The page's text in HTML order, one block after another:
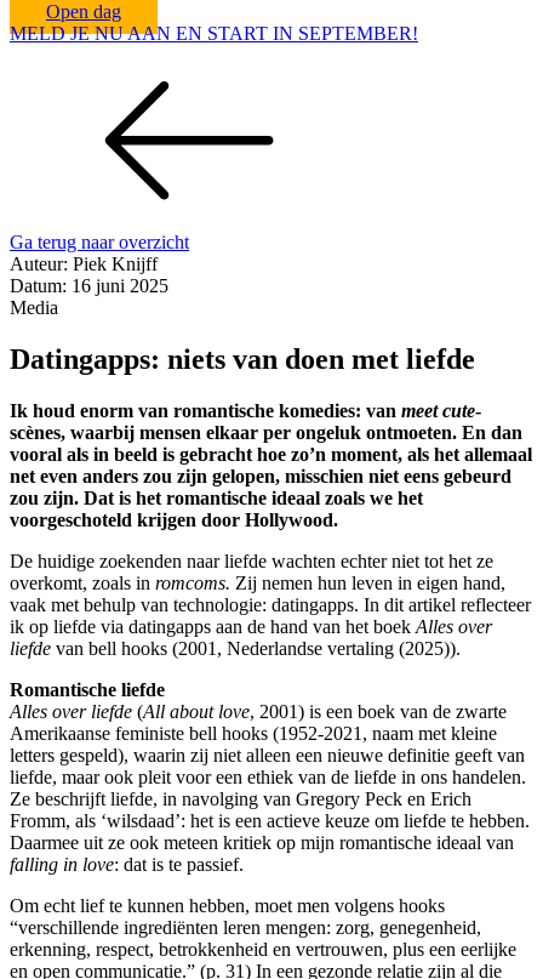
Open dag
MELD JE NU AAN EN START IN SEPTEMBER!
Ga terug naar overzicht
Auteur: Piek Knijff
Datum: 16 juni 2025
Media
Datingapps: niets van doen met liefde
Ik houd enorm van romantische komedies: van meet cute-
scènes, waarbij mensen elkaar per ongeluk ontmoeten. En dan
vooral als in beeld is gebracht hoe zo’n moment, als het allemaal
net even anders zou zijn gelopen, misschien niet eens gebeurd
zou zijn. Dat is het romantische ideaal zoals we het
voorgeschoteld krijgen door Hollywood.
De huidige zoekenden naar liefde wachten echter niet tot het ze
overkomt, zoals in romcoms. Zij nemen hun leven in eigen hand,
vaak met behulp van technologie: datingapps. In dit artikel reflecteer
ik op liefde via datingapps aan de hand van het boek Alles over
liefde van bell hooks (2001, Nederlandse vertaling (2025)).
Romantische liefde
Alles over liefde (All about love, 2001) is een boek van de zwarte
Amerikaanse feministe bell hooks (1952-2021, naam met kleine
letters gespeld), waarin zij niet alleen een nieuwe definitie geeft van
liefde, maar ook pleit voor een ethiek van de liefde in ons handelen.
Ze beschrijft liefde, in navolging van Gregory Peck en Erich
Fromm, als ‘wilsdaad’: het is een actieve keuze om liefde te hebben.
Daarmee uit ze ook meteen kritiek op mijn romantische ideaal van
falling in love: dat is te passief.
Om echt lief te kunnen hebben, moet men volgens hooks
“verschillende ingrediënten leren mengen: zorg, genegenheid,
erkenning, respect, betrokkenheid en vertrouwen, plus een eerlijke
en open communicatie.” (p. 31) In een gezonde relatie zijn al die